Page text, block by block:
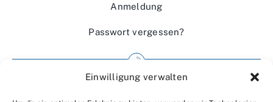
Einwilligung verwalten
Anmeldung
Passwort vergessen?